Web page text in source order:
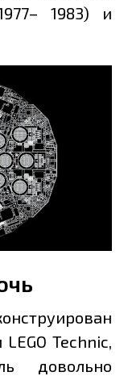
1983) и
Technic,
довольно